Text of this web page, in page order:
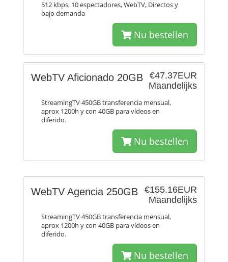
512 kbps, 10 espectadores, WebTV, Directos y
bajo demanda
Nu bestellen
€47.37EUR
Maandelijks
WebTV Aficionado 20GB
StreamingTV 450GB transferencia mensual,
aprox 1200h y con 40GB para vídeos en
diferido.
Nu bestellen
€155.16EUR
Maandelijks
WebTV Agencia 250GB
StreamingTV 450GB transferencia mensual,
aprox 1200h y con 40GB para vídeos en
diferido.
Nu bestellen